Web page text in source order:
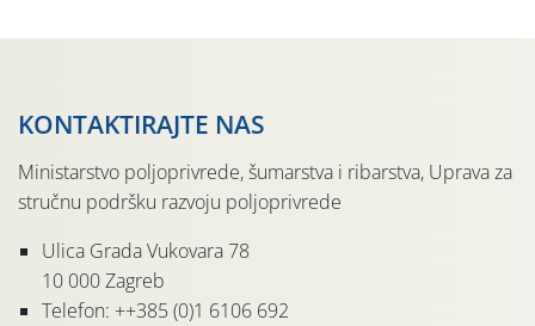
KONTAKTIRAJTE NAS
Ministarstvo poljoprivrede, šumarstva i ribarstva, Uprava za
stručnu podršku razvoju poljoprivrede
Ulica Grada Vukovara 78
10 000 Zagreb
Telefon: ++385 (0)1 6106 692